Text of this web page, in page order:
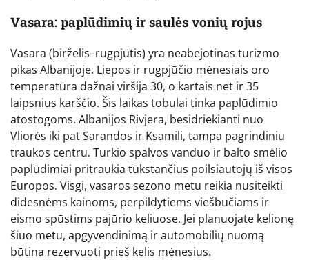
Vasara: paplūdimių ir saulės vonių rojus
Vasara (birželis–rugpjūtis) yra neabejotinas turizmo
pikas Albanijoje. Liepos ir rugpjūčio mėnesiais oro
temperatūra dažnai viršija 30, o kartais net ir 35
laipsnius karščio. Šis laikas tobulai tinka paplūdimio
atostogoms. Albanijos Rivjera, besidriekianti nuo
Vliorės iki pat Sarandos ir Ksamili, tampa pagrindiniu
traukos centru. Turkio spalvos vanduo ir balto smėlio
paplūdimiai pritraukia tūkstančius poilsiautojų iš visos
Europos. Visgi, vasaros sezono metu reikia nusiteikti
didesnėms kainoms, perpildytiems viešbučiams ir
eismo spūstims pajūrio keliuose. Jei planuojate kelionę
šiuo metu, apgyvendinimą ir automobilių nuomą
būtina rezervuoti prieš kelis mėnesius.